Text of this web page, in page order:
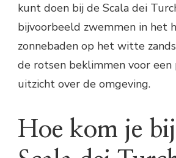
kunt doen bij de Scala dei
bijvoorbeeld zwemmen in het
zonnebaden op het witte
de rotsen beklimmen voor een
uitzicht over de omgeving.
Hoe kom je